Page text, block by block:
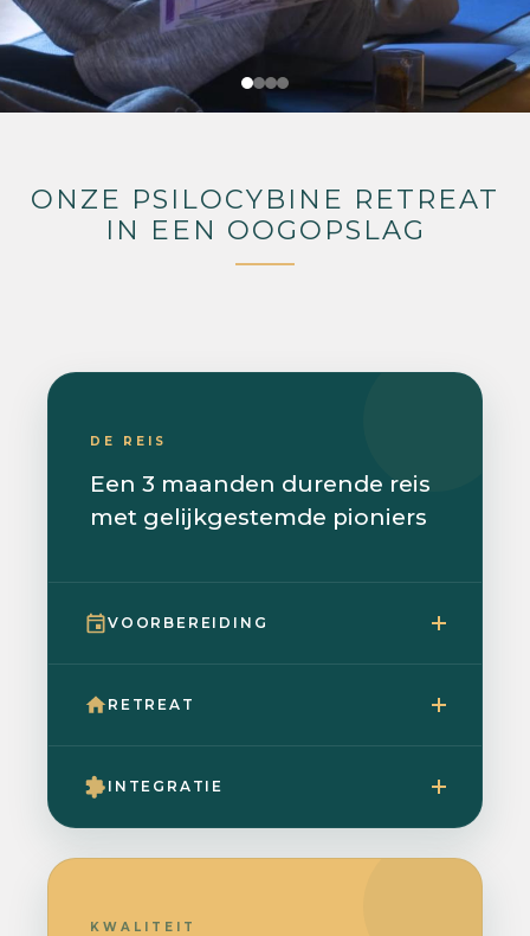
ONZE PSILOCYBINE RETREAT
IN EEN OOGOPSLAG
DE REIS
Een 3 maanden durende reis
met gelijkgestemde pioniers
VOORBEREIDING
RETREAT
INTEGRATIE
KWALITEIT